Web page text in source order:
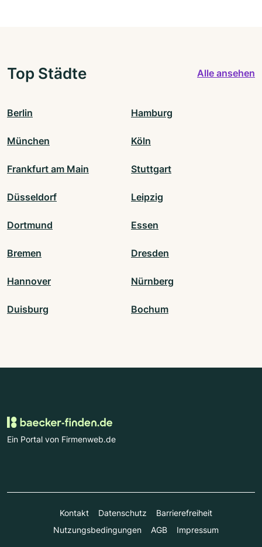
Top Städte Alle ansehen
Berlin Hamburg
München Köln
Frankfurt am Main Stuttgart
Düsseldorf Leipzig
Dortmund Essen
Bremen Dresden
Hannover Nürnberg
Duisburg Bochum
Ein Portal von Firmenweb.de
Kontakt Datenschutz
Barrierefreiheit
Nutzungsbedingungen
AGB Impressum